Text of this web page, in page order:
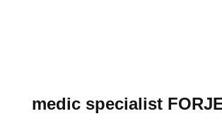
medic specialist